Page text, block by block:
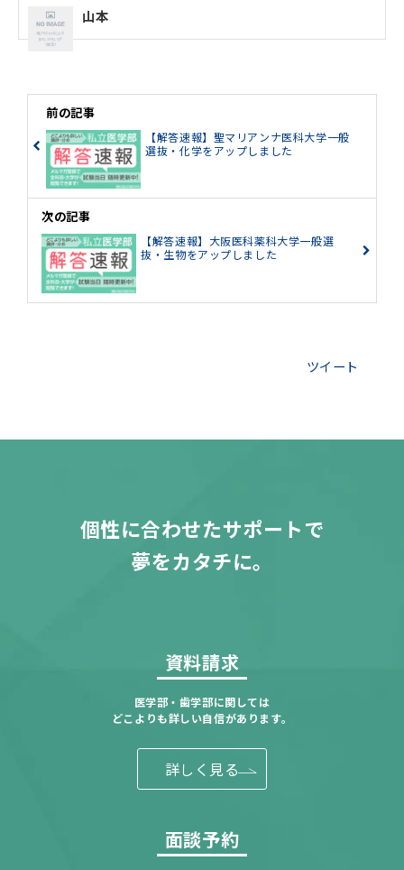
山本
前の記事
【解答速報】聖マリアンナ医科大学一般
選抜・化学をアップしました
次の記事
【解答速報】大阪医科薬科大学一般選
抜・生物をアップしました
ツイート
個性に合わせたサポートで
夢をカタチに。
資料請求
医学部・歯学部に関しては
どこよりも詳しい自信があります。
詳しく見る
面談予約